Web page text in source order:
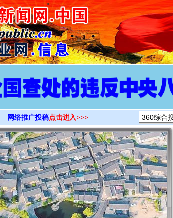
>
网络推广投稿点击进入>>>